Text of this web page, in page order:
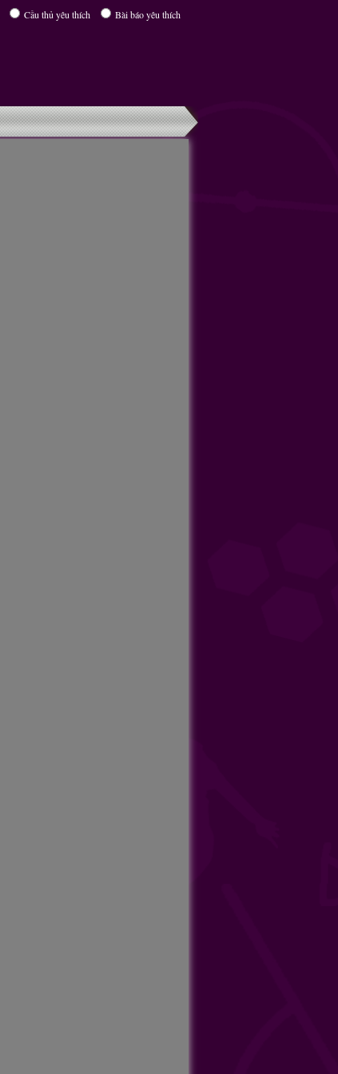
Cầu thủ yêu thích Bài báo yêu thích